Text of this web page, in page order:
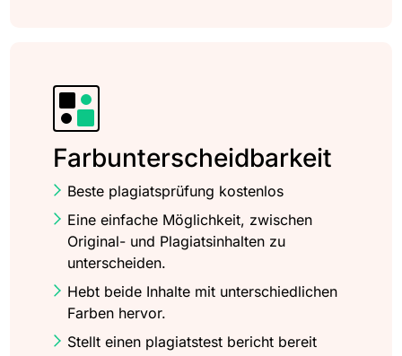
Farbunterscheidbarkeit
Beste plagiatsprüfung kostenlos
Eine einfache Möglichkeit, zwischen
Original- und Plagiatsinhalten zu
unterscheiden.
Hebt beide Inhalte mit unterschiedlichen
Farben hervor.
Stellt einen plagiatstest bericht bereit